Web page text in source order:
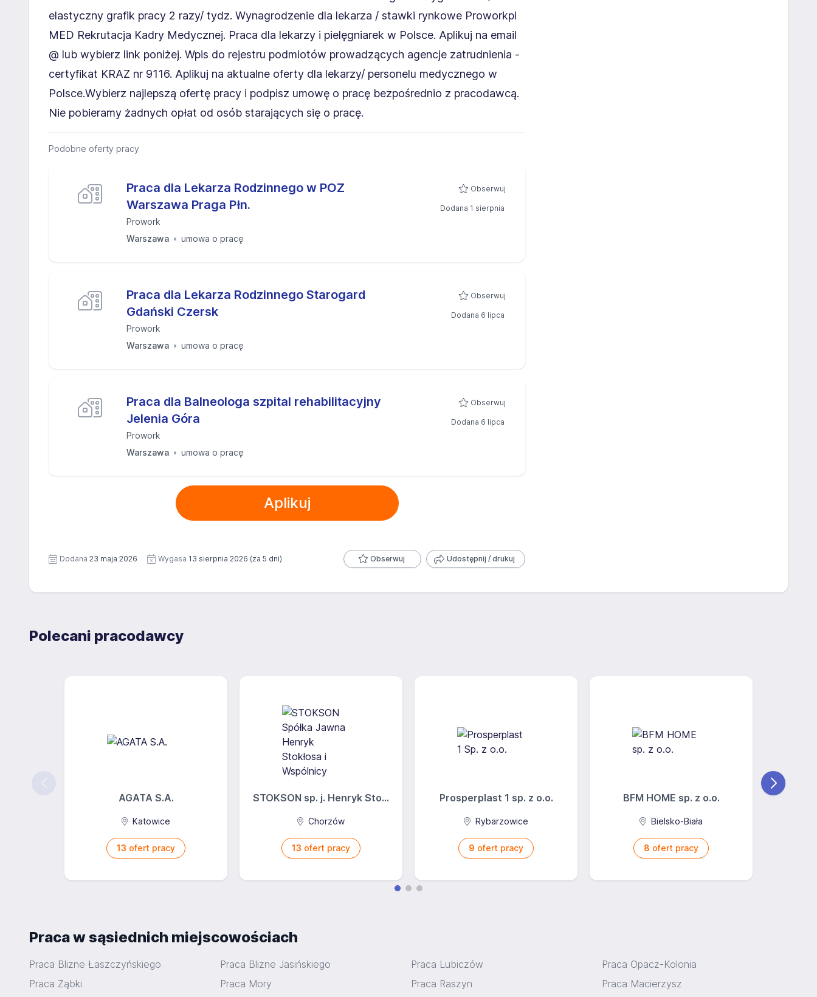
elastyczny grafik pracy 2 razy/ tydz. Wynagrodzenie dla lekarza / stawki rynkowe Proworkpl
MED Rekrutacja Kadry Medycznej. Praca dla lekarzy i pielęgniarek w Polsce. Aplikuj na email
@ lub wybierz link poniżej. Wpis do rejestru podmiotów prowadzących agencje zatrudnienia -
certyfikat KRAZ nr 9116. Aplikuj na aktualne oferty dla lekarzy/ personelu medycznego w
Polsce.Wybierz najlepszą ofertę pracy i podpisz umowę o pracę bezpośrednio z pracodawcą.
Nie pobieramy żadnych opłat od osób starających się o pracę.
Podobne oferty pracy
Praca dla Lekarza Rodzinnego w POZ
Warszawa Praga Płn.
Prowork
Warszawa
umowa o pracę
Obserwuj
Dodana 1 sierpnia
Praca dla Lekarza Rodzinnego Starogard
Gdański Czersk
Prowork
Warszawa
umowa o pracę
Obserwuj
Dodana 6 lipca
Praca dla Balneologa szpital rehabilitacyjny
Jelenia Góra
Prowork
Warszawa
umowa o pracę
Obserwuj
Dodana 6 lipca
Aplikuj
Dodana 23 maja 2026 Wygasa 13 sierpnia 2026 (za 5 dni) Obserwuj Udostępnij / drukuj
Polecani pracodawcy
AGATA S.A.
Katowice
13 ofert pracy
STOKSON sp. j. Henryk Sto...
Chorzów
13 ofert pracy
Prosperplast 1 sp. z o.o.
Rybarzowice
9 ofert pracy
BFM HOME sp. z o.o.
Bielsko-Biała
8 ofert pracy
Praca w sąsiednich miejscowościach
Praca Blizne Łaszczyńskiego Praca Blizne Jasińskiego Praca Lubiczów
Praca Opacz-Kolonia
Praca Ząbki
Praca Mory Praca Raszyn Praca Macierzysz